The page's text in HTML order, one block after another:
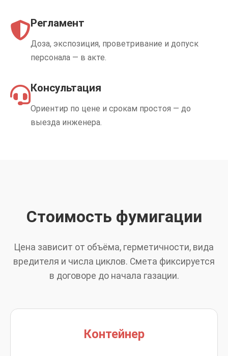
Регламент
Доза, экспозиция, проветривание и допуск
персонала — в акте.
Консультация
Ориентир по цене и срокам простоя — до
выезда инженера.
Стоимость фумигации
Цена зависит от объёма, герметичности, вида
вредителя и числа циклов. Смета фиксируется
в договоре до начала газации.
Контейнер